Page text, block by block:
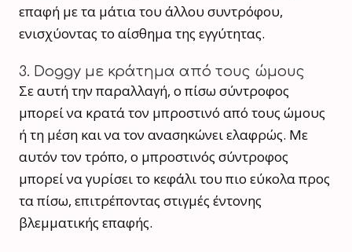
επαφή με τα μάτια του άλλου συντρόφου,
ενισχύοντας το αίσθημα της εγγύτητας.
3. Doggy με κράτημα από τους ώμους
Σε αυτή την παραλλαγή, ο πίσω σύντροφος
μπορεί να κρατά τον μπροστινό από τους ώμους
ή τη μέση και να τον ανασηκώνει ελαφρώς. Με
αυτόν τον τρόπο, ο μπροστινός σύντροφος
μπορεί να γυρίσει το κεφάλι του πιο εύκολα προς
τα πίσω, επιτρέποντας στιγμές έντονης
βλεμματικής επαφής.